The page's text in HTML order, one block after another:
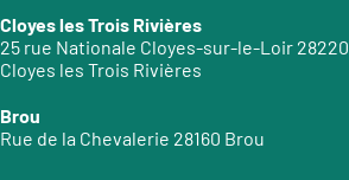
Cloyes les Trois Rivières
25 rue Nationale Cloyes-sur-le-Loir 28220
Cloyes les Trois Rivières
Brou
Rue de la Chevalerie 28160 Brou